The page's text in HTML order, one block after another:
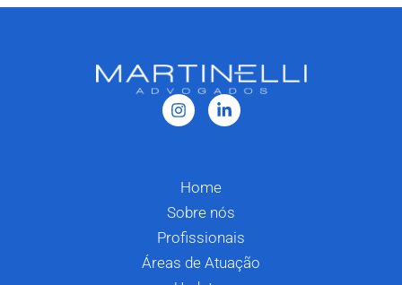
Home
Sobre nós
Profissionais
Áreas de Atuação